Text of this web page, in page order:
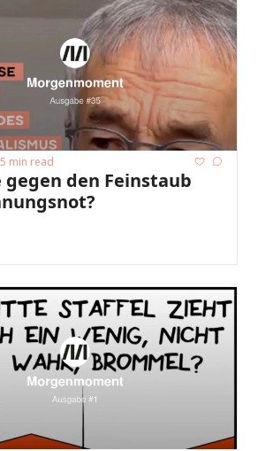
5 min read
gegen den Feinstaub